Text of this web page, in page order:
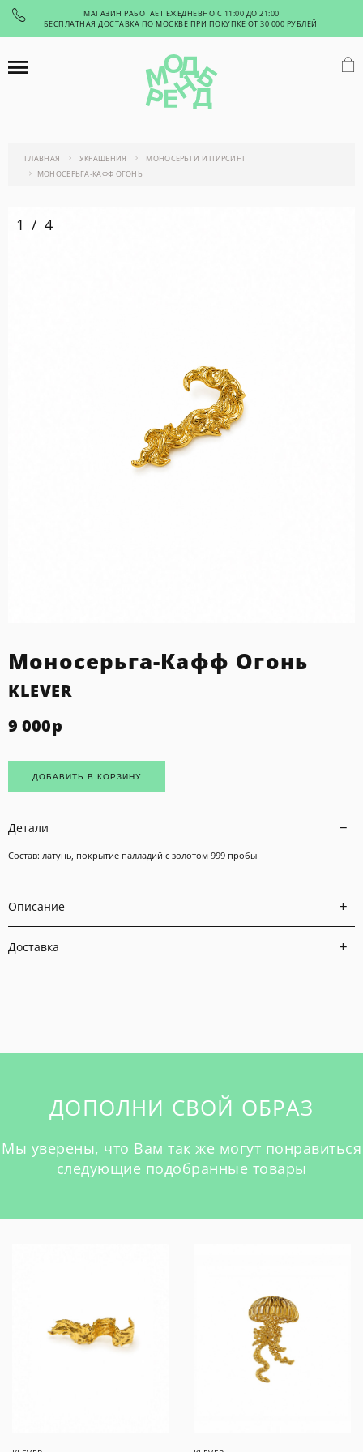
МАГАЗИН РАБОТАЕТ ЕЖЕДНЕВНО С 11:00 ДО 21:00
БЕСПЛАТНАЯ ДОСТАВКА ПО МОСКВЕ ПРИ ПОКУПКЕ ОТ 30 000 РУБЛЕЙ
ГЛАВНАЯ УКРАШЕНИЯ
МОНОСЕРЬГИ И ПИРСИНГ
МОНОСЕРЬГА-КАФФ ОГОНЬ
1 / 4
Моносерьга-Кафф Огонь
KLEVER
9 000р
ДОБАВИТЬ В КОРЗИНУ
Детали
Состав: латунь, покрытие палладий с золотом 999 пробы
Описание
Доставка
ДОПОЛНИ СВОЙ ОБРАЗ
Мы уверены, что Вам так же могут понравиться
следующие подобранные товары